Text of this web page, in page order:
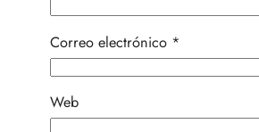
Correo electrónico *
Web